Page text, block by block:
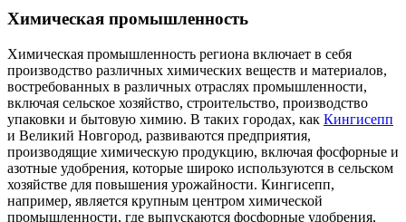
Химическая промышленность
Химическая промышленность региона включает в себя
производство различных химических веществ и материалов,
востребованных в различных отраслях промышленности,
включая сельское хозяйство, строительство, производство
упаковки и бытовую химию. В таких городах, как Кингисепп
и Великий Новгород, развиваются предприятия,
производящие химическую продукцию, включая фосфорные и
азотные удобрения, которые широко используются в сельском
хозяйстве для повышения урожайности. Кингисепп,
например, является крупным центром химической
промышленности, где выпускаются фосфорные удобрения,